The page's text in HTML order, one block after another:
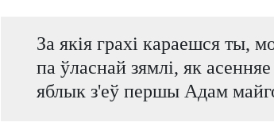
За якія грахі караешся ты,
па ўласнай зямлі, як
яблык з'еў першы Адам